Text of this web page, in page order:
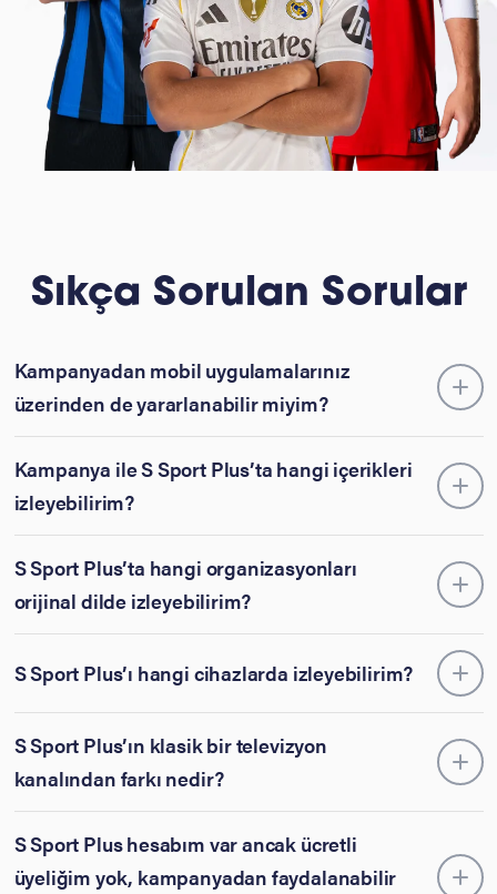
Sıkça Sorulan Sorular
Kampanyadan mobil uygulamalarınız
üzerinden de yararlanabilir miyim?
Kampanya ile S Sport Plus’ta hangi içerikleri
izleyebilirim?
S Sport Plus’ta hangi organizasyonları
orijinal dilde izleyebilirim?
S Sport Plus’ı hangi cihazlarda izleyebilirim?
S Sport Plus’ın klasik bir televizyon
kanalından farkı nedir?
S Sport Plus hesabım var ancak ücretli
üyeliğim yok, kampanyadan faydalanabilir